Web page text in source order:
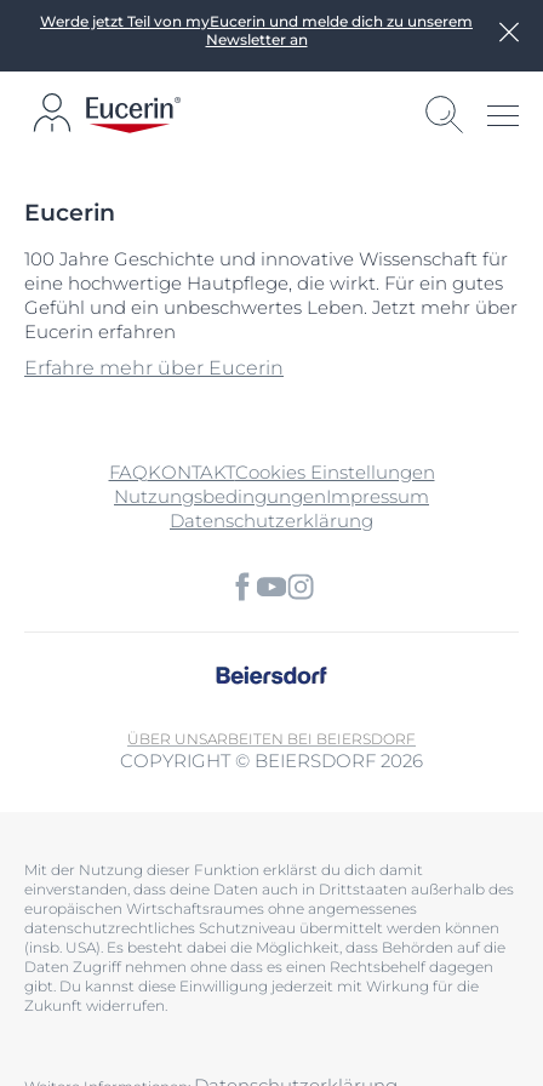
Werde jetzt Teil von myEucerin und melde dich zu unserem
Newsletter an
Eucerin
100 Jahre Geschichte und innovative Wissenschaft für
eine hochwertige Hautpflege, die wirkt. Für ein gutes
Gefühl und ein unbeschwertes Leben. Jetzt mehr über
Eucerin erfahren
Erfahre mehr über Eucerin
FAQKONTAKTCookies Einstellungen
NutzungsbedingungenImpressum
Datenschutzerklärung
ÜBER UNSARBEITEN BEI BEIERSDORF
COPYRIGHT © BEIERSDORF 2026
Mit der Nutzung dieser Funktion erklärst du dich damit
einverstanden, dass deine Daten auch in Drittstaaten außerhalb des
europäischen Wirtschaftsraumes ohne angemessenes
datenschutzrechtliches Schutzniveau übermittelt werden können
(insb. USA). Es besteht dabei die Möglichkeit, dass Behörden auf die
Daten Zugriff nehmen ohne dass es einen Rechtsbehelf dagegen
gibt. Du kannst diese Einwilligung jederzeit mit Wirkung für die
Zukunft widerrufen.